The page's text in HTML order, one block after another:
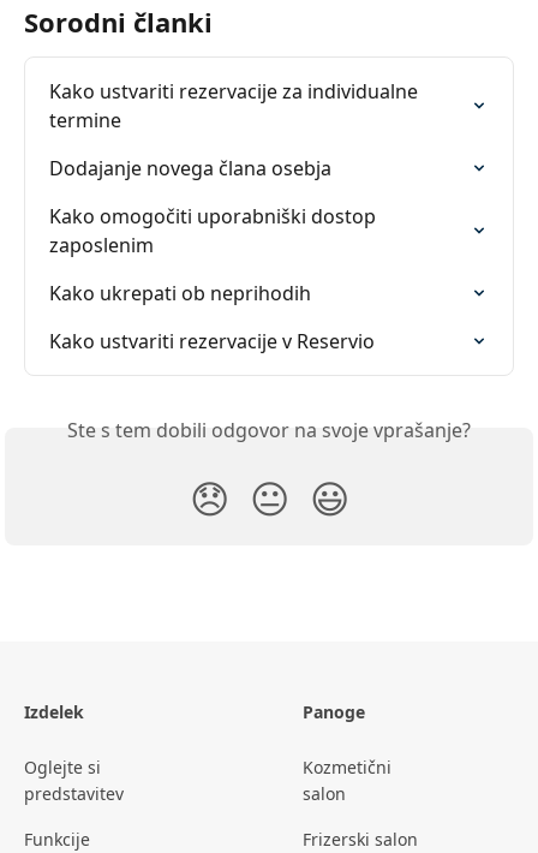
Sorodni članki
Kako ustvariti rezervacije za individualne
termine
Dodajanje novega člana osebja
Kako omogočiti uporabniški dostop
zaposlenim
Kako ukrepati ob neprihodih
Kako ustvariti rezervacije v Reservio
Ste s tem dobili odgovor na svoje vprašanje?
😞 😐 😃
Izdelek
Oglejte si
predstavitev
Funkcije
Panoge
Kozmetični
salon
Frizerski salon